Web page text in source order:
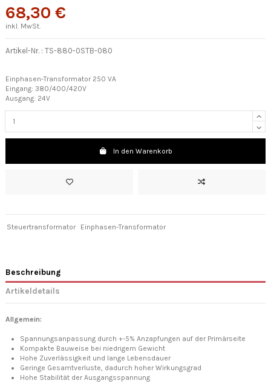
68,30 €
inkl. MwSt.
Artikel-Nr. : TS-880-0STB-080
Einphasen-Transformator 250 VA
Eingang: 380/400/420V
Ausgang: 24V
In den Warenkorb
Steuertransformator Einphasen-Transformator
Beschreibung
Artikeldetails
Allgemein:
Spannungsanpassung durch +-5% Anzapfungen auf der Primärseite
Kompakte Bauweise bei niedrigem Gewicht
Hohe Zuverlässigkeit und lange Lebensdauer
Geringe Gesamtverluste, dadurch hoher Wirkungsgrad
Hohe Stabilität der Ausgangsspannung